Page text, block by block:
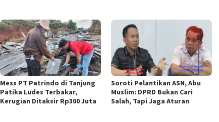
Mess PT Patrindo di Tanjung
Patika Ludes Terbakar,
Kerugian Ditaksir Rp300 Juta
Soroti Pelantikan ASN, Abu
Muslim: DPRD Bukan Cari
Salah, Tapi Jaga Aturan